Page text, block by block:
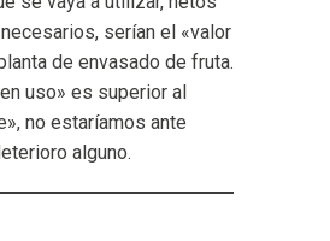
serían el «valor
de envasado de fruta.
uso» es superior al
no estaríamos ante
alguno.